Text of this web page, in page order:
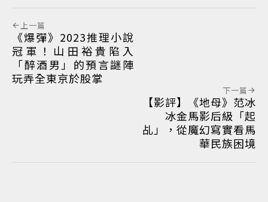
上一篇
《爆彈》2023推理小說
冠軍！山田裕貴陷入
「醉酒男」的預言謎陣
玩弄全東京於股掌
下一篇
【影評】《地母》范冰
冰金馬影后級「起
乩」，從魔幻寫實看馬
華民族困境